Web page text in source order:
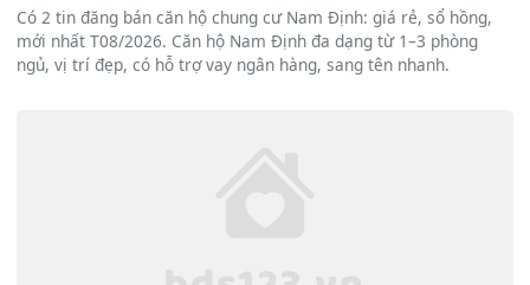
Có 2 tin đăng bán căn hộ chung cư Nam Định: giá rẻ, sổ hồng,
mới nhất T08/2026. Căn hộ Nam Định đa dạng từ 1–3 phòng
ngủ, vị trí đẹp, có hỗ trợ vay ngân hàng, sang tên nhanh.